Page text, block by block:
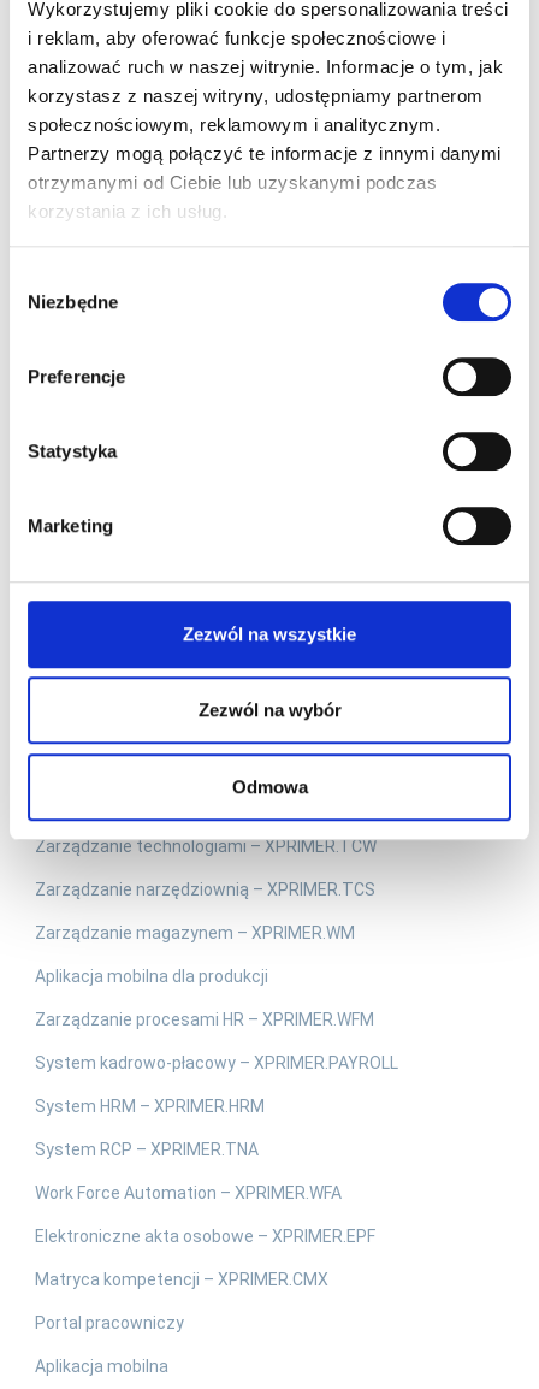
Wykorzystujemy pliki cookie do spersonalizowania treści
i reklam, aby oferować funkcje społecznościowe i
analizować ruch w naszej witrynie. Informacje o tym, jak
korzystasz z naszej witryny, udostępniamy partnerom
społecznościowym, reklamowym i analitycznym.
Partnerzy mogą połączyć te informacje z innymi danymi
otrzymanymi od Ciebie lub uzyskanymi podczas
korzystania z ich usług.
zgody
Niezbędne
Preferencje
Statystyka
Marketing
Zezwól na wszystkie
Zezwól na wybór
Odmowa
REGON 122987434
eq system scandinavia oy
kari.juntunen@eqsystem.fi
O nas
Jak działamy?
Historia firmy
Projekt unijny
Produkty
System APS – ASPROVA APS
System MOM – XPRIMER.MOM
System MES – XPRIMER.MES
Traceability – XPRIMER.TRC
Internet of Things – XPRIMER.IoT
Zarządzanie technologiami – XPRIMER.TCW
Zarządzanie narzędziownią – XPRIMER.TCS
Zarządzanie magazynem – XPRIMER.WM
Aplikacja mobilna dla produkcji
Zarządzanie procesami HR – XPRIMER.WFM
System kadrowo-płacowy – XPRIMER.PAYROLL
System HRM – XPRIMER.HRM
System RCP – XPRIMER.TNA
Work Force Automation – XPRIMER.WFA
Elektroniczne akta osobowe – XPRIMER.EPF
Matryca kompetencji – XPRIMER.CMX
Portal pracowniczy
Aplikacja mobilna